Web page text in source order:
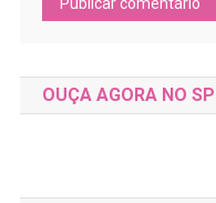
OUÇA AGORA NO